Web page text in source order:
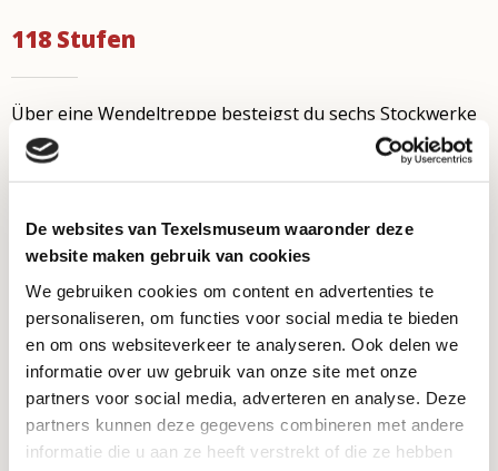
De websites van Texelsmuseum waaronder deze
website maken gebruik van cookies
We gebruiken cookies om content en advertenties te
personaliseren, om functies voor social media te bieden
en om ons websiteverkeer te analyseren. Ook delen we
informatie over uw gebruik van onze site met onze
partners voor social media, adverteren en analyse. Deze
partners kunnen deze gegevens combineren met andere
informatie die u aan ze heeft verstrekt of die ze hebben
118 Stufen
Über eine Wendeltreppe besteigst du sechs Stockwerke
des Leuchtturmes. Es gibt keinen Fahrstuhl. Aus
Sicherheitsgründen wird für den Aufstieg auf den Turm
Flops oder Badeschuhe. Haustiere muss leider draußen
bleiben.
Kontakt
Vuurtorenweg 184
1795 LN De Cocksdorp
info@vuurtorentexel.nl